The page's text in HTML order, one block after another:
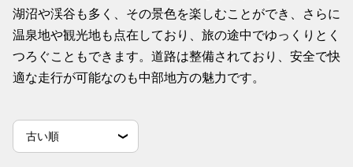
湖沼や渓谷も多く、その景色を楽しむことができ、さらに
温泉地や観光地も点在しており、旅の途中でゆっくりとく
つろぐこともできます。道路は整備されており、安全で快
適な走行が可能なのも中部地方の魅力です。
並
替
並べ替え条件
新しい順
古い順